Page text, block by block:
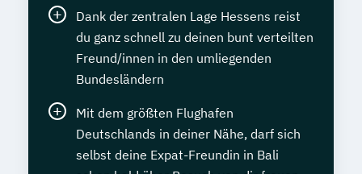
Dank der zentralen Lage Hessens reist
du ganz schnell zu deinen bunt verteilten
Freund/innen in den umliegenden
Bundesländern
Mit dem größten Flughafen
Deutschlands in deiner Nähe, darf sich
selbst deine Expat-Freundin in Bali